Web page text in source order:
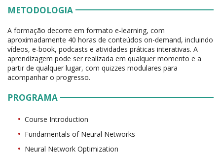
METODOLOGIA
A formação decorre em formato e-learning, com
aproximadamente 40 horas de conteúdos on-demand, incluindo
vídeos, e-book, podcasts e atividades práticas interativas. A
aprendizagem pode ser realizada em qualquer momento e a
partir de qualquer lugar, com quizzes modulares para
acompanhar o progresso.
PROGRAMA
Course Introduction
Fundamentals of Neural Networks
Neural Network Optimization